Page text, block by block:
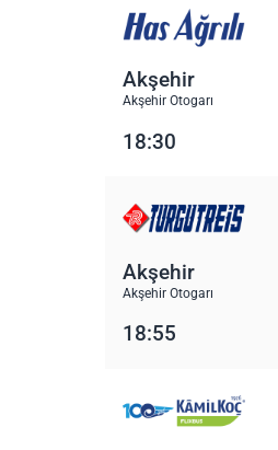
Akşehir
Akşehir Otogarı
18:30
Akşehir
Akşehir Otogarı
18:55